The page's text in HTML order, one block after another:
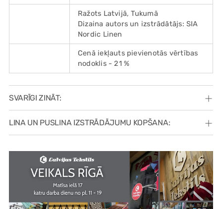
Ražots Latvijā, Tukumā
Dizaina autors un izstrādātājs: SIA
Nordic Linen
Cenā iekļauts pievienotās vērtības
nodoklis - 21 %
SVARĪGI ZINĀT:
LINA UN PUSLINA IZSTRĀDĀJUMU KOPŠANA: